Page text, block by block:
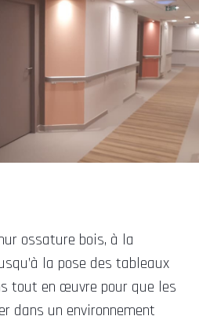
ossature bois, à la
la pose des tableaux
tout en œuvre pour que les
dans un environnement